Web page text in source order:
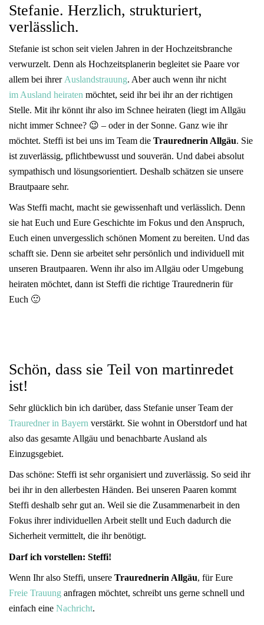
Stefanie. Herzlich, strukturiert,
verlässlich.
Stefanie ist schon seit vielen Jahren in der Hochzeitsbranche
verwurzelt. Denn als Hochzeitsplanerin begleitet sie Paare vor
allem bei ihrer Auslandstrauung. Aber auch wenn ihr nicht
im Ausland heiraten möchtet, seid ihr bei ihr an der richtigen
Stelle. Mit ihr könnt ihr also im Schnee heiraten (liegt im Allgäu
nicht immer Schnee? 😉 – oder in der Sonne. Ganz wie ihr
möchtet. Steffi ist bei uns im Team die Traurednerin Allgäu. Sie
ist zuverlässig, pflichtbewusst und souverän. Und dabei absolut
sympathisch und lösungsorientiert. Deshalb schätzen sie unsere
Brautpaare sehr.
Was Steffi macht, macht sie gewissenhaft und verlässlich. Denn
sie hat Euch und Eure Geschichte im Fokus und den Anspruch,
Euch einen unvergesslich schönen Moment zu bereiten. Und das
schafft sie. Denn sie arbeitet sehr persönlich und individuell mit
unseren Brautpaaren. Wenn ihr also im Allgäu oder Umgebung
heiraten möchtet, dann ist Steffi die richtige Traurednerin für
Euch 🙂
Schön, dass sie Teil von martinredet
ist!
Sehr glücklich bin ich darüber, dass Stefanie unser Team der
Trauredner in Bayern verstärkt. Sie wohnt in Oberstdorf und hat
also das gesamte Allgäu und benachbarte Ausland als
Einzugsgebiet.
Das schöne: Steffi ist sehr organisiert und zuverlässig. So seid ihr
bei ihr in den allerbesten Händen. Bei unseren Paaren kommt
Steffi deshalb sehr gut an. Weil sie die Zusammenarbeit in den
Fokus ihrer individuellen Arbeit stellt und Euch dadurch die
Sicherheit vermittelt, die ihr benötigt.
Darf ich vorstellen: Steffi!
Wenn Ihr also Steffi, unsere Traurednerin Allgäu, für Eure
Freie Trauung anfragen möchtet, schreibt uns gerne schnell und
einfach eine Nachricht.